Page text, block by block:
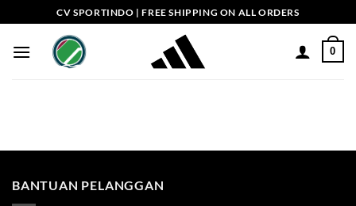
to
content
CV SPORTINDO | FREE SHIPPING ON ALL ORDERS
0
BANTUAN PELANGGAN